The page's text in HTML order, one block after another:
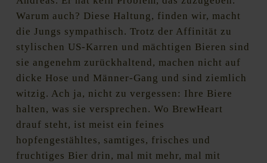
Warum auch? Diese Haltung, finden wir, macht
die Jungs sympathisch. Trotz der Affinität zu
stylischen US-Karren und mächtigen Bieren sind
sie angenehm zurückhaltend, machen nicht auf
dicke Hose und Männer-Gang und sind ziemlich
witzig. Ach ja, nicht zu vergessen: Ihre Biere
halten, was sie versprechen. Wo BrewHeart
drauf steht, ist meist ein feines
hopfengestähltes, samtiges, frisches und
fruchtiges Bier drin, mal mit mehr, mal mit